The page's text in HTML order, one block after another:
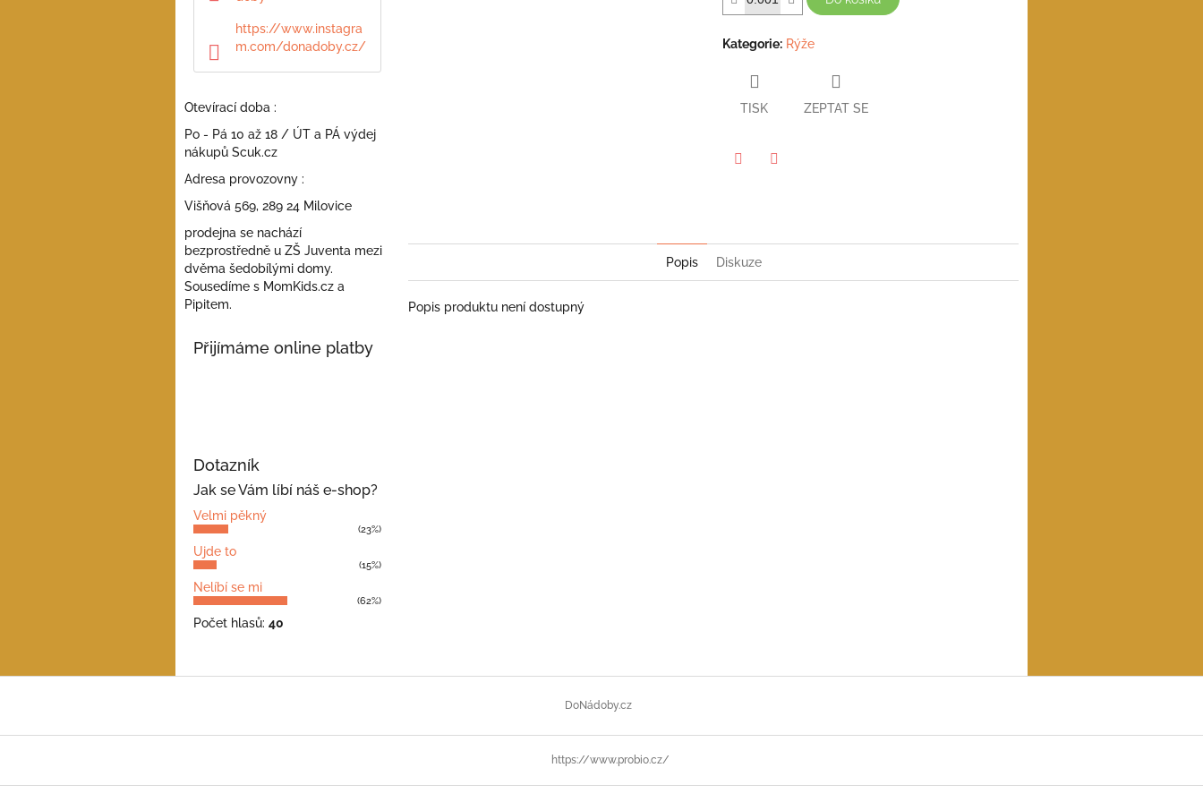
https://www.instagra
m.com/donadoby.cz/
Otevírací doba :
Po - Pá 10 až 18 / ÚT a PÁ výdej
nákupů Scuk.cz
Adresa provozovny :
Višňová 569, 289 24 Milovice
prodejna se nachází
bezprostředně u ZŠ Juventa mezi
dvěma šedobílými domy.
Sousedíme s MomKids.cz a
Pipitem.
Přijímáme online platby
Dotazník
Jak se Vám líbí náš e-shop?
Velmi pěkný
(23%)
Ujde to
(15%)
Nelíbí se mi
(62%)
Počet hlasů: 40
Kategorie: Rýže
TISK ZEPTAT SE
Popis Diskuze
Popis produktu není dostupný
í
DoNádoby.cz
https://www.probio.cz/